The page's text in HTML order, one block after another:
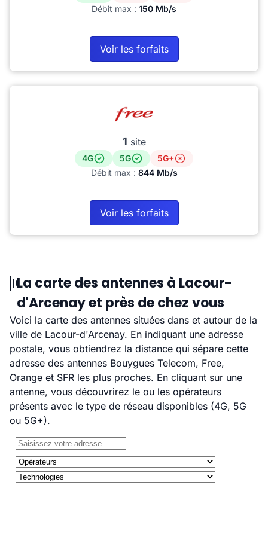
Débit max : 150 Mb/s
Voir les forfaits
1 site
4G 5G
5G+
Débit max : 844 Mb/s
Voir les forfaits
La carte des antennes à Lacour-
d'Arcenay et près de chez vous
Voici la carte des antennes situées dans et autour de la
ville de Lacour-d'Arcenay. En indiquant une adresse
postale, vous obtiendrez la distance qui sépare cette
adresse des antennes Bouygues Telecom, Free,
Orange et SFR les plus proches. En cliquant sur une
antenne, vous découvrirez le ou les opérateurs
présents avec le type de réseau disponibles (4G, 5G
ou 5G+).